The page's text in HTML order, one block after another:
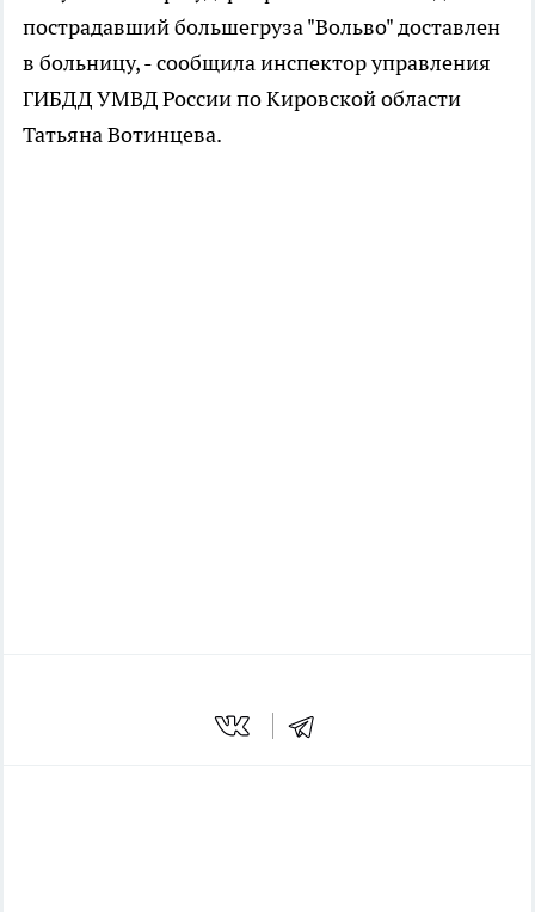
пострадавший большегруза "Вольво" доставлен
в больницу, - сообщила инспектор управления
ГИБДД УМВД России по Кировской области
Татьяна Вотинцева.